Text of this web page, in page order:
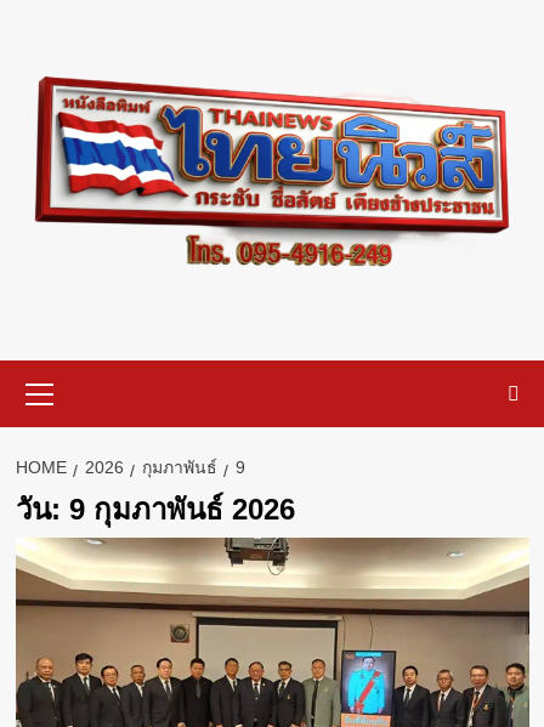
content
Menu
HOME 2026 กุมภาพันธ์ 9
วัน: 9 กุมภาพันธ์ 2026